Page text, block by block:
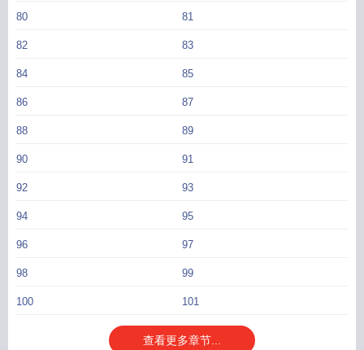
80 81
82 83
84 85
86 87
88 89
90 91
92 93
94 95
96 97
98 99
100 101
查看更多章节...